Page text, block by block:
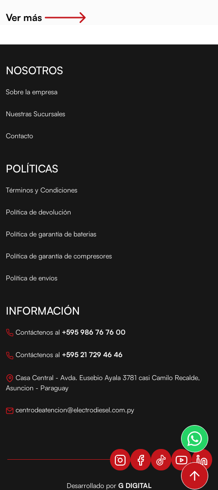
Ver más
NOSOTROS
Sobre la empresa
Nuestras Sucursales
Contacto
POLÍTICAS
Términos y Condiciones
Política de devolución
Política de garantía de baterias
Política de garantía de compresores
Política de envíos
INFORMACIÓN
Contáctenos al +595 986 76 76 00
Contáctenos al +595 21 729 46 46
Casa Central - Avda. Eusebio Ayala 3781 casi Camilo Recalde,
Asuncion - Paraguay
centrodeatencion@electrodiesel.com.py
Desarrollado por G DIGITAL